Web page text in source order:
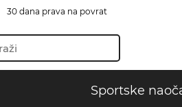
30 dana prava na povrat
Sportske